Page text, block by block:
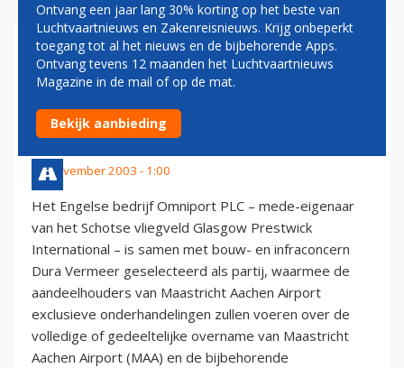
BOUWER DURA VERMEER
BIEDT OP MAASTRICHT
AACHEN AIRPORT
13 november 2003 - 1:00
Het Engelse bedrijf Omniport PLC – mede-eigenaar
van het Schotse vliegveld Glasgow Prestwick
International – is samen met bouw- en infraconcern
Dura Vermeer geselecteerd als partij, waarmee de
aandeelhouders van Maastricht Aachen Airport
exclusieve onderhandelingen zullen voeren over de
volledige of gedeeltelijke overname van Maastricht
Aachen Airport (MAA) en de bijbehorende
Ontvang een jaar lang 30% korting op het beste van
Luchtvaartnieuws en Zakenreisnieuws. Krijg onbeperkt
toegang tot al het nieuws en de bijbehorende Apps.
Ontvang tevens 12 maanden het Luchtvaartnieuws
Magazine in de mail of op de mat.
Bekijk aanbieding